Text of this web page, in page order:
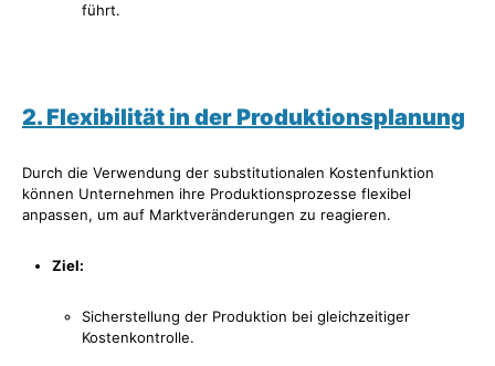
führt.
2. Flexibilität in der Produktionsplanung
Durch die Verwendung der substitutionalen Kostenfunktion
können Unternehmen ihre Produktionsprozesse flexibel
anpassen, um auf Marktveränderungen zu reagieren.
Ziel:
Sicherstellung der Produktion bei gleichzeitiger
Kostenkontrolle.